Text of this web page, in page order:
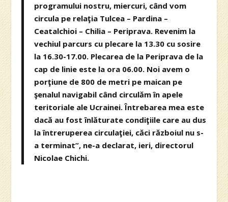
programului nostru, miercuri, când vom
circula pe relaţia Tulcea – Pardina –
Ceatalchioi – Chilia – Periprava. Revenim la
vechiul parcurs cu plecare la 13.30 cu sosire
la 16.30-17.00. Plecarea de la Periprava de la
cap de linie este la ora 06.00. Noi avem o
porţiune de 800 de metri pe maican pe
şenalul navigabil când circulăm în apele
teritoriale ale Ucrainei. Întrebarea mea este
dacă au fost înlăturate condiţiile care au dus
la întreruperea circulaţiei, căci războiul nu s-
a terminat”, ne-a declarat, ieri, directorul
Nicolae Chichi.